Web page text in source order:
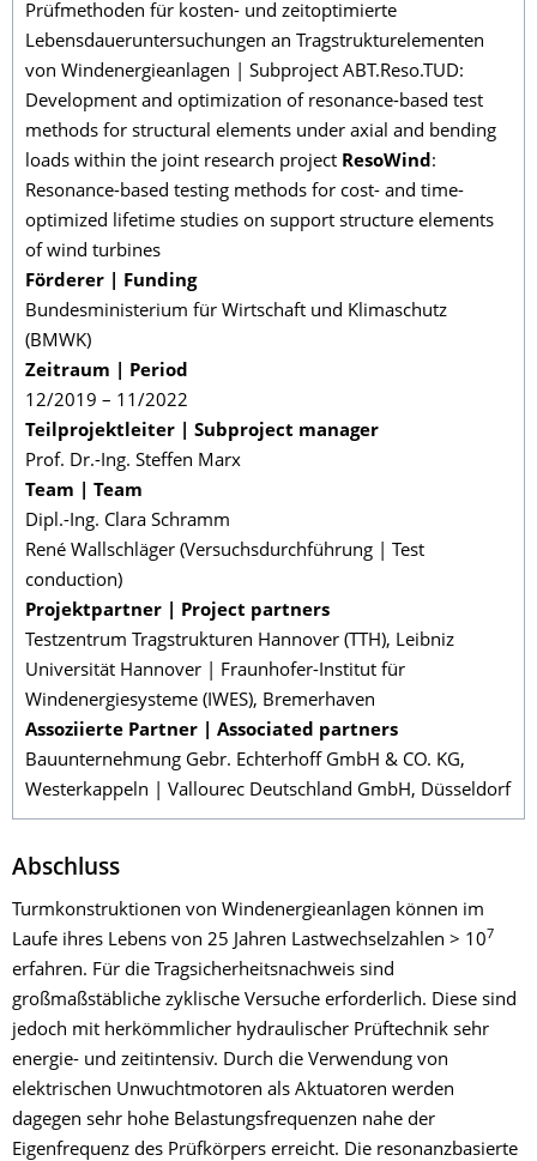
Prüfmethoden für kosten- und zeitoptimierte
Lebensdaueruntersuchungen an Tragstrukturelementen
von Windenergieanlagen | Subproject ABT.Reso.TUD:
Development and optimization of resonance-based test
methods for structural elements under axial and bending
loads within the joint research project ResoWind:
Resonance-based testing methods for cost- and time-
optimized lifetime studies on support structure elements
of wind turbines
Förderer | Funding
Bundesministerium für Wirtschaft und Klimaschutz
(BMWK)
Zeitraum | Period
12/2019 – 11/2022
Teilprojektleiter | Subproject manager
Prof. Dr.-Ing. Steffen Marx
Team | Team
Dipl.-Ing. Clara Schramm
René Wallschläger (Versuchsdurchführung | Test
conduction)
Projektpartner | Project partners
Testzentrum Tragstrukturen Hannover (TTH), Leibniz
Universität Hannover | Fraunhofer-Institut für
Windenergiesysteme (IWES), Bremerhaven
Assoziierte Partner | Associated partners
Bauunternehmung Gebr. Echterhoff GmbH & CO. KG,
Westerkappeln | Vallourec Deutschland GmbH, Düsseldorf
Abschluss
Turmkonstruktionen von Windenergieanlagen können im
Laufe ihres Lebens von 25 Jahren Lastwechselzahlen > 107
erfahren. Für die Tragsicherheitsnachweis sind
großmaßstäbliche zyklische Versuche erforderlich. Diese sind
jedoch mit herkömmlicher hydraulischer Prüftechnik sehr
energie- und zeitintensiv. Durch die Verwendung von
elektrischen Unwuchtmotoren als Aktuatoren werden
dagegen sehr hohe Belastungsfrequenzen nahe der
Eigenfrequenz des Prüfkörpers erreicht. Die resonanzbasierte